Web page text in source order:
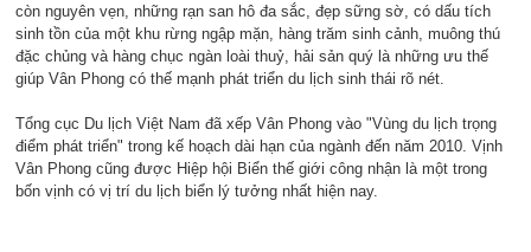
còn nguyên vẹn, những rạn san hô đa sắc, đẹp sững sờ, có dấu tích
sinh tồn của một khu rừng ngập mặn, hàng trăm sinh cảnh, muông thú
đặc chủng và hàng chục ngàn loài thuỷ, hải sản quý là những ưu thế
giúp Vân Phong có thế mạnh phát triển du lịch sinh thái rõ nét.
Tổng cục Du lịch Việt Nam đã xếp Vân Phong vào "Vùng du lịch trọng
điểm phát triển" trong kế hoạch dài hạn của ngành đến năm 2010. Vịnh
Vân Phong cũng được Hiệp hội Biển thế giới công nhận là một trong
bốn vịnh có vị trí du lịch biển lý tưởng nhất hiện nay.